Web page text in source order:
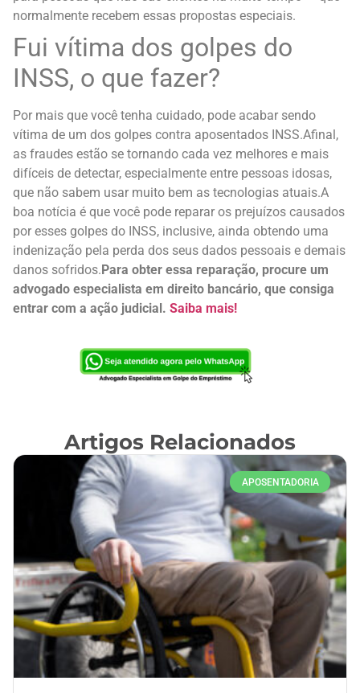
normalmente recebem essas propostas especiais.
Fui vítima dos golpes do
INSS, o que fazer?
Por mais que você tenha cuidado, pode acabar sendo
vítima de um dos golpes contra aposentados INSS.Afinal,
as fraudes estão se tornando cada vez melhores e mais
difíceis de detectar, especialmente entre pessoas idosas,
que não sabem usar muito bem as tecnologias atuais.A
boa notícia é que você pode reparar os prejuízos causados
por esses golpes do INSS, inclusive, ainda obtendo uma
indenização pela perda dos seus dados pessoais e demais
danos sofridos. Para obter essa reparação, procure um
advogado especialista em direito bancário, que consiga
entrar com a ação judicial. Saiba mais!
Artigos Relacionados
APOSENTADORIA